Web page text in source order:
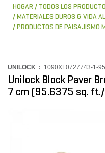
HOGAR
TODOS LOS
MATERIALES DUROS & VIDA
PRODUCTOS DE PAISAJISMO
UNILOCK : 1090XL0727743-1-
Unilock Block Paver
7 cm (95.6375 sq.